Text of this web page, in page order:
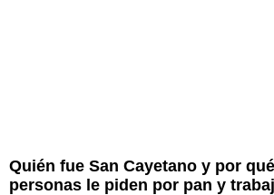
Quién fue San Cayetano y por
personas le piden por pan y